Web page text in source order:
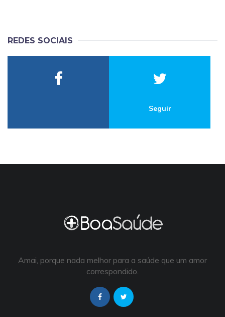
REDES SOCIAIS
Seguir
Amai, porque nada melhor para a saúde que um amor
correspondido.